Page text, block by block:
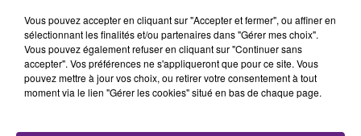
25 septembre.
Publié : 4 septembre 2022 à 16h00 par la rédaction
Vous pouvez accepter en cliquant sur "Accepter et fermer", ou affiner en
sélectionnant les finalités et/ou partenaires dans "Gérer mes choix".
Vous pouvez également refuser en cliquant sur "Continuer sans
accepter". Vos préférences ne s'appliqueront que pour ce site. Vous
pouvez mettre à jour vos choix, ou retirer votre consentement à tout
moment via le lien "Gérer les cookies" situé en bas de chaque page.